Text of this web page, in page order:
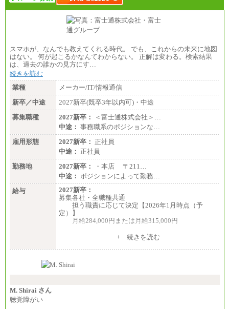
スマホが、なんでも教えてくれる時代。 でも、これからの未来に地図
はない。 何が起こるかなんてわからない。 正解は変わる。検索結果
は、過去の誰かの見方にす…
続きを読む
業種
メーカー/IT/情報通信
新卒／中途
2027新卒(既卒3年以内可)・中途
募集職種
2027新卒：
＜富士通株式会社＞…
中途： 事務職系のポジションな…
雇用形態
2027新卒： 正社員
中途： 正社員
勤務地
2027新卒：
・本店 〒211…
中途： ポジションによって勤務…
給与
2027新卒：
募集各社・全職種共通
担う職責に応じて決定【2026年1月時点（予
定）】
月給284,000円または月給315,000円
※入社後早期から、自律的な業務遂行が求めら
す。
い職責を担う方については、さらに高い金額を個別
+ 続きを読む
M. Shirai さん
聴覚障がい